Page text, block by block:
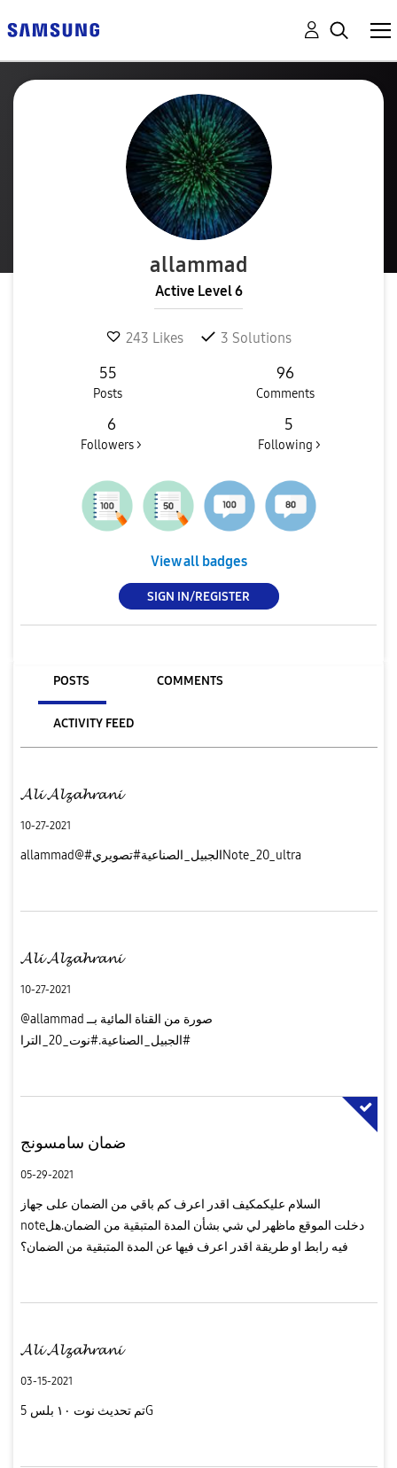
allammad
Active Level 6
243 Likes 3 Solutions
55
Posts
96
Comments
6
Followers >
5
Following >
View all badges
SIGN IN/REGISTER
POSTS COMMENTS
ACTIVITY FEED
𝓐𝓵𝓲 𝓐𝓵𝔃𝓪𝓱𝓻𝓪𝓷𝓲
10-27-2021
allammad@#الجبيل_الصناعية#تصويريNote_20_ultra
𝓐𝓵𝓲 𝓐𝓵𝔃𝓪𝓱𝓻𝓪𝓷𝓲
10-27-2021
@allammad صورة من القناة المائية بــ
#الجبيل_الصناعية.#نوت_20_الترا
ضمان سامسونج
05-29-2021
السلام عليكمكيف اقدر اعرف كم باقي من الضمان على جهاز
noteدخلت الموقع ماظهر لي شي بشأن المدة المتبقية من الضمان.هل
فيه رابط او طريقة اقدر اعرف فيها عن المدة المتبقية من الضمان؟
𝓐𝓵𝓲 𝓐𝓵𝔃𝓪𝓱𝓻𝓪𝓷𝓲
03-15-2021
تم تحديث نوت ١٠ بلس 5G